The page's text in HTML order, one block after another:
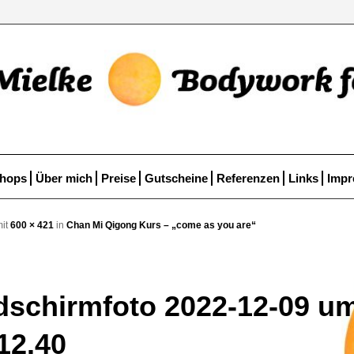
Körper und Geist
Über mich Preise Gutscheine Referenzen Links
2022-12-09
600 × 421in Chan Mi Qigong Kurs – „come as you are“